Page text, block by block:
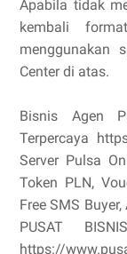
Apabila tidak
kembali
menggunakan
Center di atas.
Bisnis Agen
Terpercaya
Server Pulsa
Token PLN,
Free SMS
PUSAT
https://